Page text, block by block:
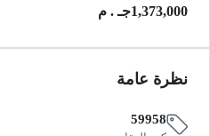
1,373,000جـ . م
نظرة عامة
59958